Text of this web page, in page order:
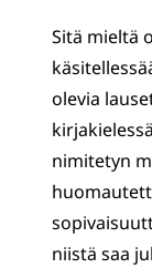
Sitä mieltä
olevia
nimitetyn
niistä saa